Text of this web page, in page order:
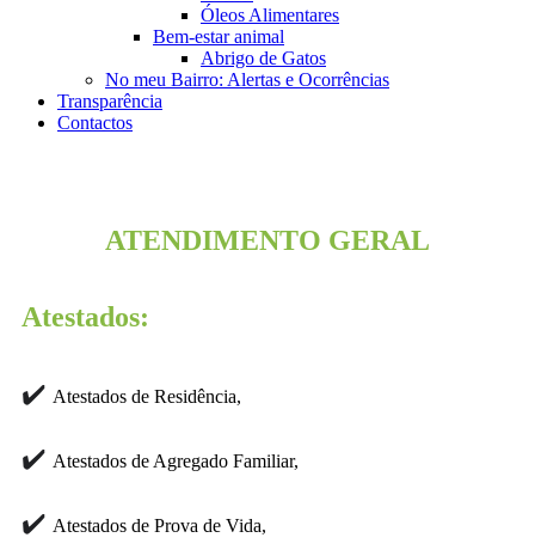
Óleos Alimentares
Bem-estar animal
Abrigo de Gatos
No meu Bairro: Alertas e Ocorrências
Transparência
Contactos
ATENDIMENTO GERAL
Atestados:
✔️ Atestados de Residência,
✔️ Atestados de Agregado Familiar,
✔️ Atestados de Prova de Vida,